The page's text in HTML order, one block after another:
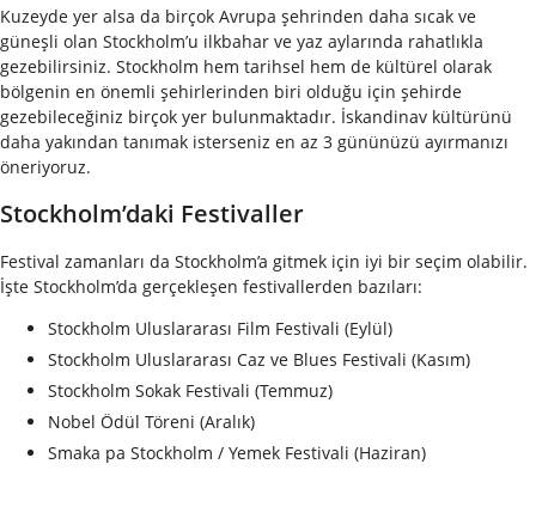
Kuzeyde yer alsa da birçok Avrupa şehrinden daha sıcak ve
güneşli olan Stockholm’u ilkbahar ve yaz aylarında rahatlıkla
gezebilirsiniz. Stockholm hem tarihsel hem de kültürel olarak
bölgenin en önemli şehirlerinden biri olduğu için şehirde
gezebileceğiniz birçok yer bulunmaktadır. İskandinav kültürünü
daha yakından tanımak isterseniz en az 3 gününüzü ayırmanızı
öneriyoruz.
Stockholm’daki Festivaller
Festival zamanları da Stockholm’a gitmek için iyi bir seçim olabilir.
İşte Stockholm’da gerçekleşen festivallerden bazıları:
Stockholm Uluslararası Film Festivali (Eylül)
Stockholm Uluslararası Caz ve Blues Festivali (Kasım)
Stockholm Sokak Festivali (Temmuz)
Nobel Ödül Töreni (Aralık)
Smaka pa Stockholm / Yemek Festivali (Haziran)